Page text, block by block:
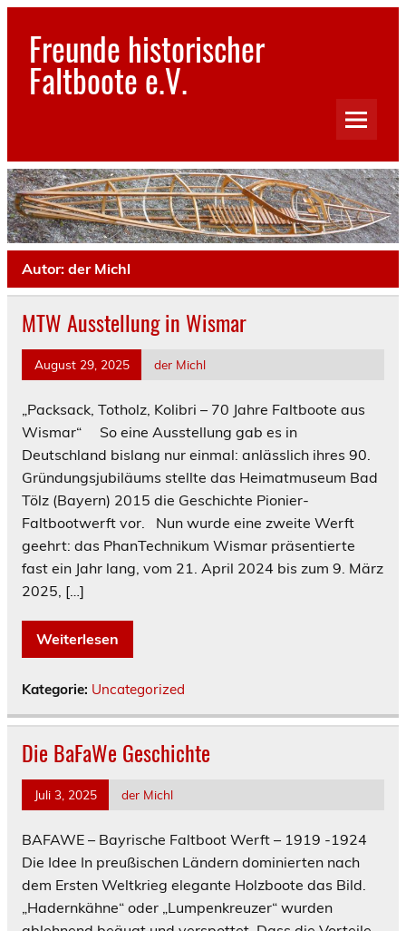
Skip
contentFreunde historischer
Faltboote e.V.
Bilder und Geschichten aus dem Reich der Faltboote
Autor: der Michl
MTW Ausstellung in Wismar
August 29, 2025 der Michl
„Packsack, Totholz, Kolibri – 70 Jahre Faltboote aus
Wismar“ So eine Ausstellung gab es in
Deutschland bislang nur einmal: anlässlich ihres 90.
Gründungsjubiläums stellte das Heimatmuseum Bad
Tölz (Bayern) 2015 die Geschichte Pionier-
Faltbootwerft vor. Nun wurde eine zweite Werft
geehrt: das PhanTechnikum Wismar präsentierte
fast ein Jahr lang, vom 21. April 2024 bis zum 9. März
2025, […]
Weiterlesen
Kategorie: Uncategorized
Die BaFaWe Geschichte
Juli 3, 2025 der Michl
BAFAWE – Bayrische Faltboot Werft – 1919 -1924
Die Idee In preußischen Ländern dominierten nach
dem Ersten Weltkrieg elegante Holzboote das Bild.
„Hadernkähne“ oder „Lumpenkreuzer“ wurden